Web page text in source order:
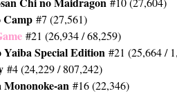
Camp #7 (27,561)
#21 (26,934 / 68,259)
Yaiba Special Edition #21 (25,664 /
#4 (24,229 / 807,242)
Mononoke-an #16 (22,346)